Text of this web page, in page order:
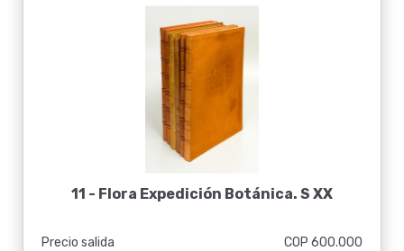
11 - Flora Expedición Botánica. S XX
Precio salida
COP 600.000